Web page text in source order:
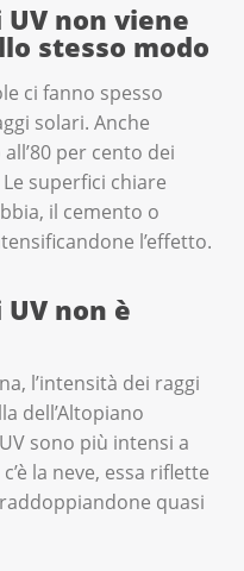
non viene
stesso modo
ci fanno spesso
solari. Anche
per cento dei
superfici chiare
il cemento o
l’effetto.
non è
l’intensità dei raggi
dell’Altopiano
sono più intensi a
la neve, essa riflette
quasi